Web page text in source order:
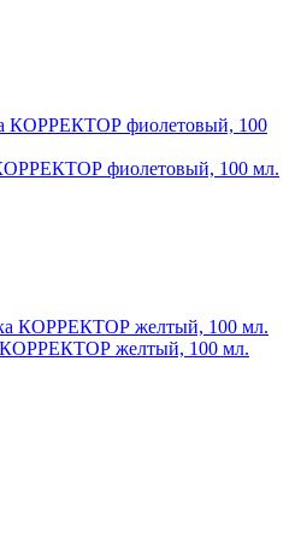
фиолетовый, 100 мл.
КОРРЕКТОР желтый, 100 мл.